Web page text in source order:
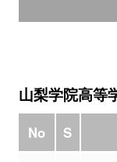
山梨学院高等
No S